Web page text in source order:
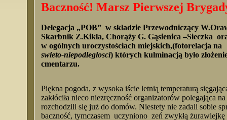
Baczność! Marsz Pierwszej
Delegacja „POB” w składzie Przewodniczący
Skarbnik Z.Kikla, Chorąży G. Gąsienica –Sieczka
w ogólnych uroczystościach miejskich,(fotorelacja
swieto-niepodleglosci) których kulminacją było
cmentarzu.
Piękna pogoda, z wysoka iście letnią temperaturą
zakłóciła nieco niezręczność organizatorów polegająca
rozchodzili się już do domów. Niestety nie zadali sobie
baczność, tymczasem uczyniono zeń zwykłą